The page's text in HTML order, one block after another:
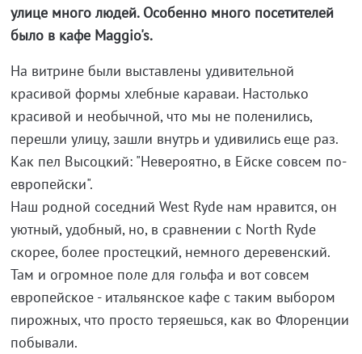
улице много людей. Особенно много посетителей
было в кафе Maggio's.
На витрине были выставлены удивительной
красивой формы хлебные караваи. Настолько
красивой и необычной, что мы не поленились,
перешли улицу, зашли внутрь и удивились еще раз.
Как пел Высоцкий: "Невероятно, в Ейске совсем по-
европейски".
Наш родной соседний West Ryde нам нравится, он
уютный, удобный, но, в сравнении с North Ryde
скорее, более простецкий, немного деревенский.
Там и огромное поле для гольфа и вот совсем
европейское - итальянское кафе с таким выбором
пирожных, что просто теряешься, как во Флоренции
побывали.